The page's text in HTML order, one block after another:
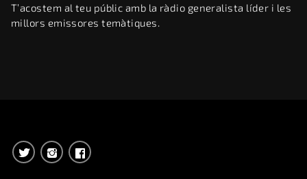
T’acostem al teu públic amb la ràdio generalista líder i les
millors emissores temàtiques.